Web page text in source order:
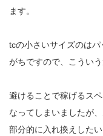
ます。
tcの小さいサイズのは
がちですので、こういう
避けることで稼げるス
なってしまいましたが
部分的に入れ換えした